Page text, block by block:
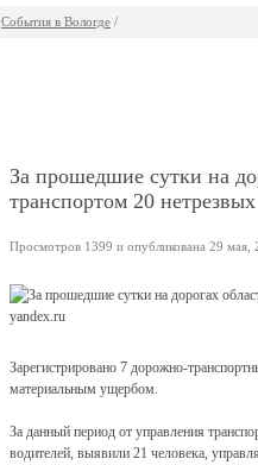
События в Вологде /
За прошедшие сутки на
транспортом 20
Просмотров 1399 и опубликована 29 мая,
yandex.ru
Зарегистрировано 7 дорожно-
материальным ущербом.
За данный период от управления
водителей, выявили 21 человека,